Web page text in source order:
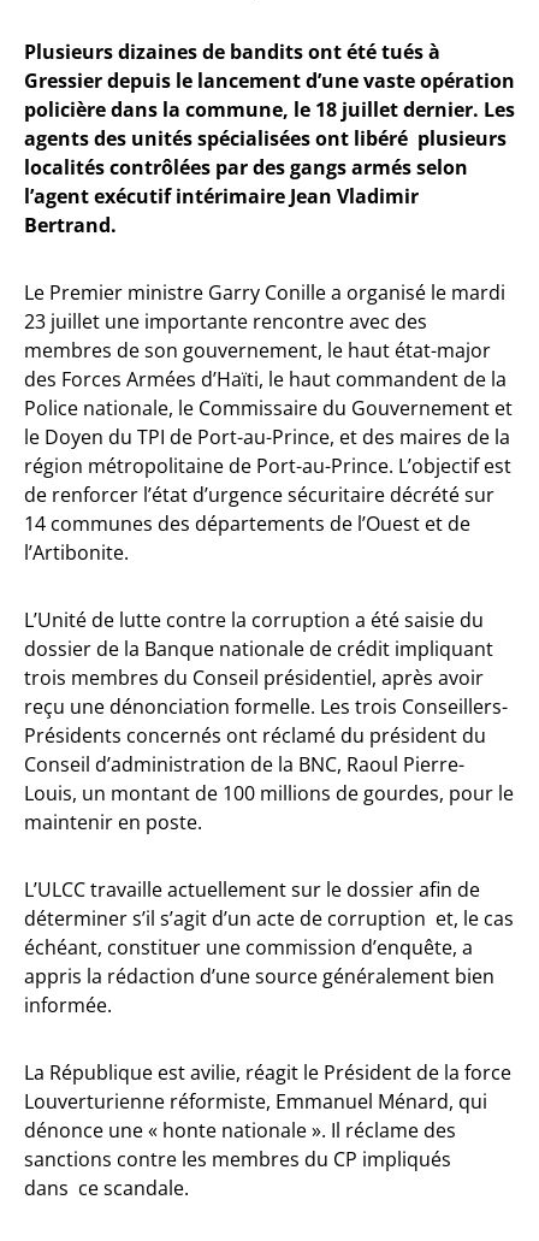
Plusieurs dizaines de bandits ont été tués à
Gressier depuis le lancement d’une vaste opération
policière dans la commune, le 18 juillet dernier. Les
agents des unités spécialisées ont libéré plusieurs
localités contrôlées par des gangs armés selon
l’agent exécutif intérimaire Jean Vladimir
Bertrand.
Le Premier ministre Garry Conille a organisé le mardi
23 juillet une importante rencontre avec des
membres de son gouvernement, le haut état-major
des Forces Armées d’Haïti, le haut commandent de la
Police nationale, le Commissaire du Gouvernement et
le Doyen du TPI de Port-au-Prince, et des maires de la
région métropolitaine de Port-au-Prince. L’objectif est
de renforcer l’état d’urgence sécuritaire décrété sur
14 communes des départements de l’Ouest et de
l’Artibonite.
L’Unité de lutte contre la corruption a été saisie du
dossier de la Banque nationale de crédit impliquant
trois membres du Conseil présidentiel, après avoir
reçu une dénonciation formelle. Les trois Conseillers-
Présidents concernés ont réclamé du président du
Conseil d’administration de la BNC, Raoul Pierre-
Louis, un montant de 100 millions de gourdes, pour le
maintenir en poste.
L’ULCC travaille actuellement sur le dossier afin de
déterminer s’il s’agit d’un acte de corruption et, le cas
échéant, constituer une commission d’enquête, a
appris la rédaction d’une source généralement bien
informée.
La République est avilie, réagit le Président de la force
Louverturienne réformiste, Emmanuel Ménard, qui
dénonce une « honte nationale ». Il réclame des
sanctions contre les membres du CP impliqués
dans ce scandale.